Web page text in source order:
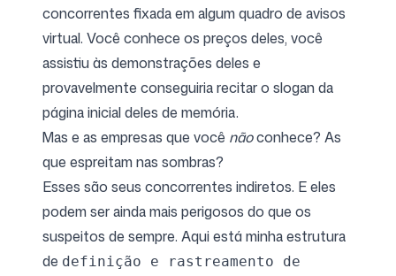
concorrentes fixada em algum quadro de avisos
virtual. Você conhece os preços deles, você
assistiu às demonstrações deles e
provavelmente conseguiria recitar o slogan da
página inicial deles de memória.
Mas e as empresas que você nãoconhece? As
que espreitam nas sombras?
Esses são seus concorrentes indiretos. E eles
podem ser ainda mais perigosos do que os
suspeitos de sempre. Aqui está minha estrutura
de definição e rastreamento de